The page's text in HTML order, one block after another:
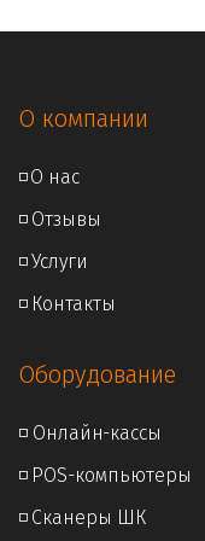
О компании
◽О нас
◽ Отзывы
◽ Услуги
◽ Контакты
Оборудование
◽ Онлайн-кассы
◽ POS-компьютеры
◽ Сканеры ШК